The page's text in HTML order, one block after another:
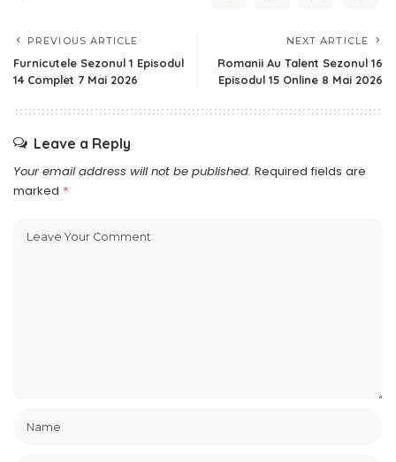
PREVIOUS ARTICLE
Furnicutele Sezonul 1 Episodul
14 Complet 7 Mai 2026
NEXT ARTICLE
Romanii Au Talent Sezonul 16
Episodul 15 Online 8 Mai 2026
Leave a Reply
Your email address will not be published. Required fields are
marked *